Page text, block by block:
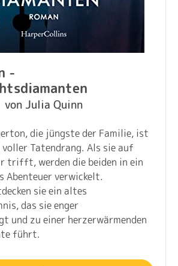
-
von Julia Quinn
die jüngste der Familie, ist
Tatendrang. Als sie auf
trifft, werden die beiden in ein
Abenteuer verwickelt.
sie ein altes
das sie enger
und zu einer herzerwärmenden
führt.